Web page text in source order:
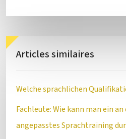
Articles similaires
Welche sprachlichen
Fachleute: Wie kann man ein
angepasstes Sprachtraining